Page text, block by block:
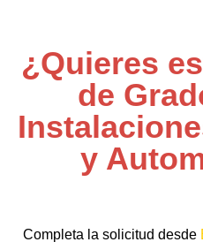
¿Quieres
de
y
Completa la solicitud desde